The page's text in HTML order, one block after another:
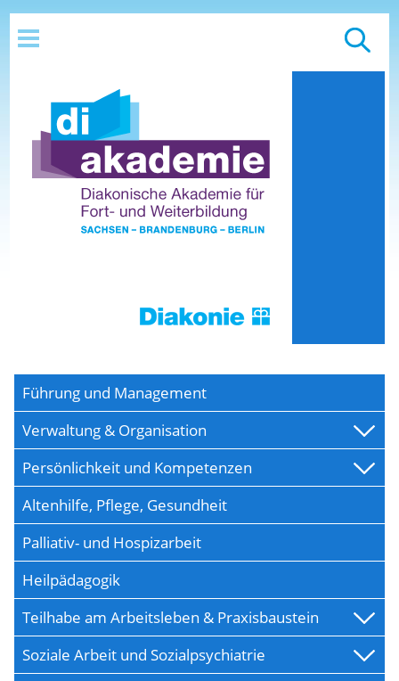
Führung und Management
Verwaltung & Organisation
Persönlichkeit und Kompetenzen
Altenhilfe, Pflege, Gesundheit
Palliativ- und Hospizarbeit
Heilpädagogik
Teilhabe am Arbeitsleben & Praxisbaustein
Soziale Arbeit und Sozialpsychiatrie